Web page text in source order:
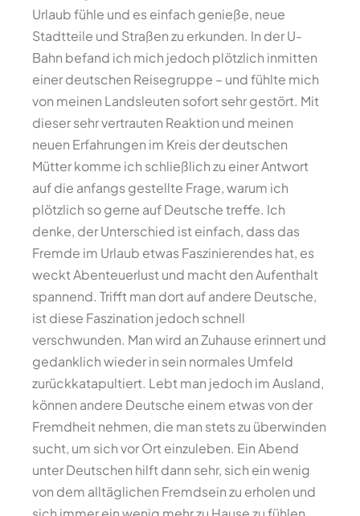
Urlaub fühle und es einfach genieße, neue
Stadtteile und Straßen zu erkunden. In der U-
Bahn befand ich mich jedoch plötzlich inmitten
einer deutschen Reisegruppe – und fühlte mich
von meinen Landsleuten sofort sehr gestört. Mit
dieser sehr vertrauten Reaktion und meinen
neuen Erfahrungen im Kreis der deutschen
Mütter komme ich schließlich zu einer Antwort
auf die anfangs gestellte Frage, warum ich
plötzlich so gerne auf Deutsche treffe. Ich
denke, der Unterschied ist einfach, dass das
Fremde im Urlaub etwas Faszinierendes hat, es
weckt Abenteuerlust und macht den Aufenthalt
spannend. Trifft man dort auf andere Deutsche,
ist diese Faszination jedoch schnell
verschwunden. Man wird an Zuhause erinnert und
gedanklich wieder in sein normales Umfeld
zurückkatapultiert. Lebt man jedoch im Ausland,
können andere Deutsche einem etwas von der
Fremdheit nehmen, die man stets zu überwinden
sucht, um sich vor Ort einzuleben. Ein Abend
unter Deutschen hilft dann sehr, sich ein wenig
von dem alltäglichen Fremdsein zu erholen und